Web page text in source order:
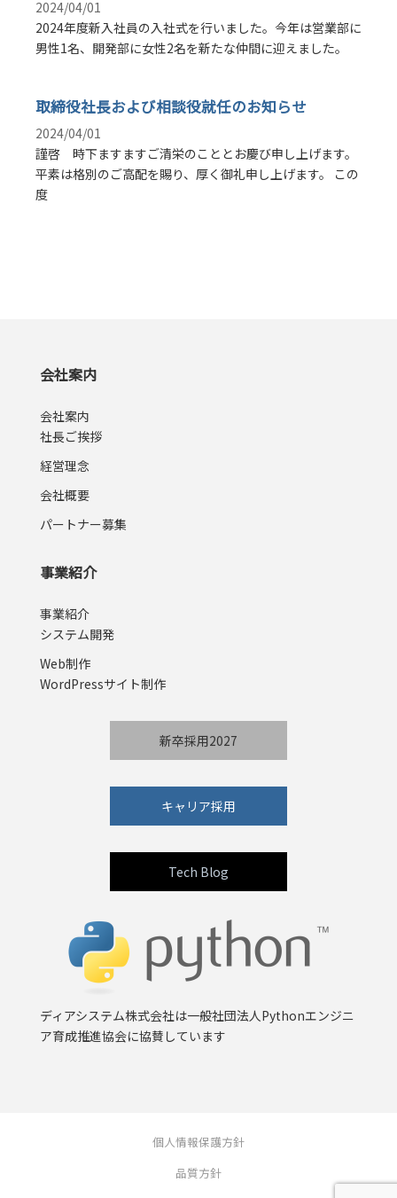
2024/04/01
2024年度新入社員の入社式を行いました。今年は営業部に
男性1名、開発部に女性2名を新たな仲間に迎えました。
取締役社長および相談役就任のお知らせ
2024/04/01
謹啓 時下ますますご清栄のこととお慶び申し上げます。
平素は格別のご高配を賜り、厚く御礼申し上げます。 この
度
会社案内
会社案内
社長ご挨拶
経営理念
会社概要
パートナー募集
事業紹介
事業紹介
システム開発
Web制作
WordPressサイト制作
新卒採用2027
キャリア採用
Tech Blog
ディアシステム株式会社は一般社団法人Pythonエンジニ
ア育成推進協会に協賛しています
個人情報保護方針
品質方針